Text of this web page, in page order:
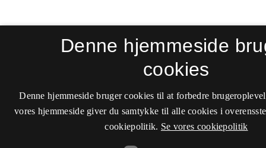
Denne hjemmeside
cookies
Denne hjemmeside bruger cookies til at forbedre
vores hjemmeside giver du samtykke til alle cookies i
cookiepolitik. Se vores cookiepolitik